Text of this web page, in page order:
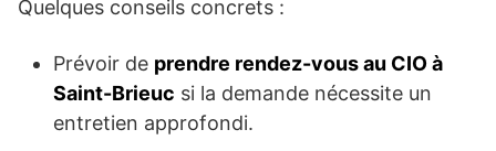
Quelques conseils concrets :
Prévoir de prendre rendez-vous au CIO à
Saint-Brieuc si la demande nécessite un
entretien approfondi.